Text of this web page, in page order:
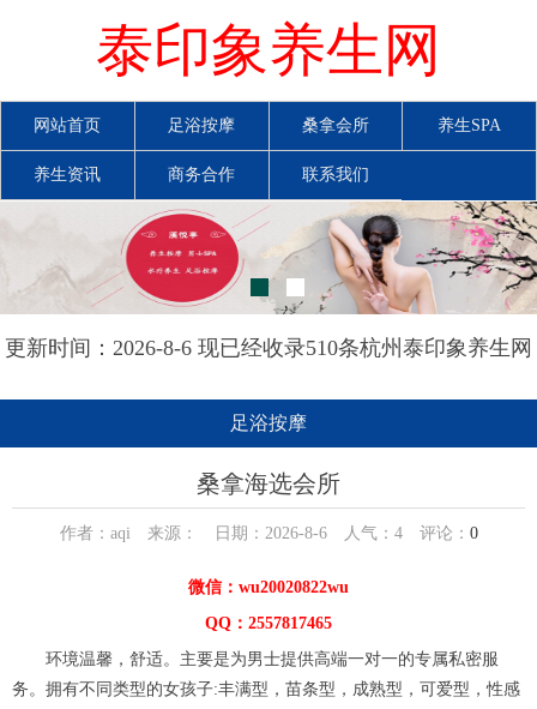
泰印象养生网
网站首页 足浴按摩 桑拿会所 养生SPA
养生资讯 商务合作 联系我们
更新时间：2026-8-6 现已经收录510条杭州泰印象养生网
足浴按摩
桑拿海选会所
作者：aqi 来源： 日期：2026-8-6 人气： 4评论： 0
微信：wu20020822wu
QQ：2557817465
环境温馨，舒适。主要是为男士提供高端一对一的专属私密服
务。拥有不同类型的女孩子:丰满型，苗条型，成熟型，可爱型，性感